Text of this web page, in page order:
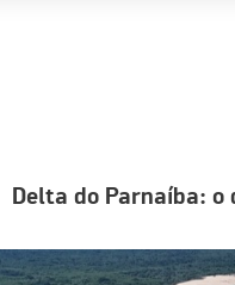
Delta do Parnaíba: o